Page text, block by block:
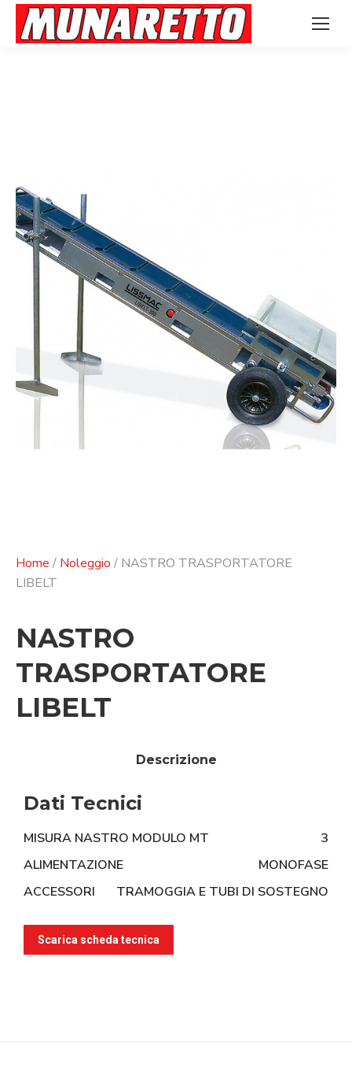
Home / Noleggio / NASTRO TRASPORTATORE
LIBELT
NASTRO
TRASPORTATORE
LIBELT
Descrizione
Dati Tecnici
MISURA NASTRO MODULO MT
3
ALIMENTAZIONE
MONOFASE
ACCESSORI
TRAMOGGIA E TUBI DI SOSTEGNO
Scarica scheda tecnica